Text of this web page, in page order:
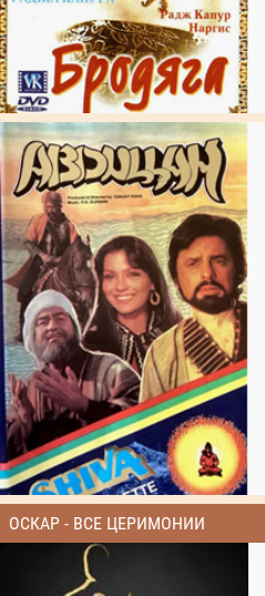
ОСКАР - ВСЕ ЦЕРИМОНИИ